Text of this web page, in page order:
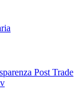
Post Trade